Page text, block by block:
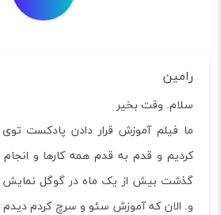
وقت بخیر
آموزش قرار دادن پادکست توی سایت
و قدم به قدم همه کارها و انجام دادیم
بیش از یک ماه در گوگل نمایش نداده
که آموزش سئو و سرچ کردم دیدم برای